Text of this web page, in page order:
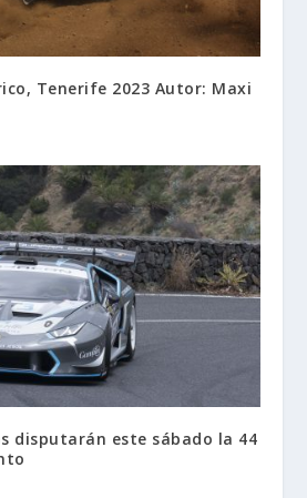
Tenerife 2023 Autor: Maxi
disputarán este sábado la 44